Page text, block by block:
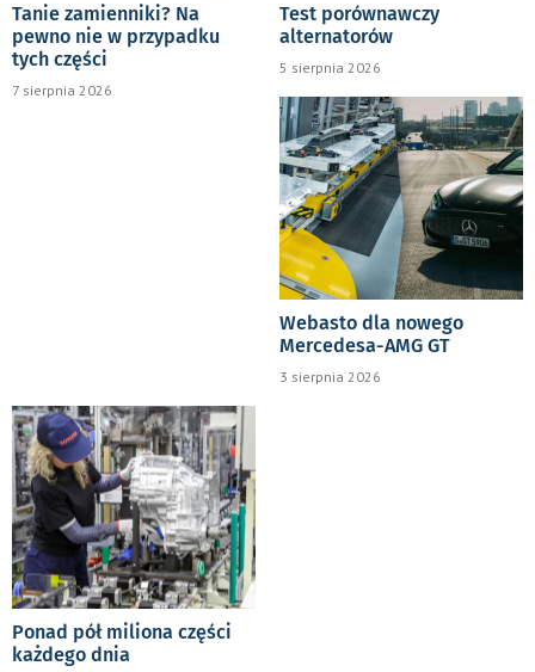
Tanie zamienniki? Na
pewno nie w przypadku
tych części
7 sierpnia 2026
Test porównawczy
alternatorów
5 sierpnia 2026
Webasto dla nowego
Mercedesa-AMG GT
3 sierpnia 2026
Ponad pół miliona części
każdego dnia